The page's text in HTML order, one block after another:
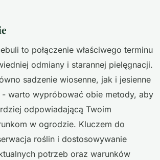
to połączenie właściwego terminu
odmiany i starannej pielęgnacji.
sadzenie wiosenne, jak i jesienne
- warto wypróbować obie metody, aby
odpowiadającą Twoim
w ogrodzie. Kluczem do
roślin i dostosowywanie
potrzeb oraz warunków